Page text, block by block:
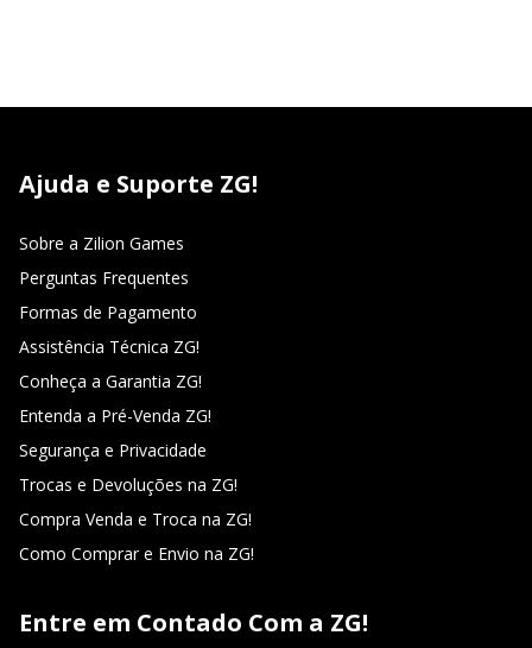
Ajuda e Suporte ZG!
Sobre a Zilion Games
Perguntas Frequentes
Formas de Pagamento
Assistência Técnica ZG!
Conheça a Garantia ZG!
Entenda a Pré-Venda ZG!
Segurança e Privacidade
Trocas e Devoluções na ZG!
Compra Venda e Troca na ZG!
Como Comprar e Envio na ZG!
Entre em Contado Com a ZG!